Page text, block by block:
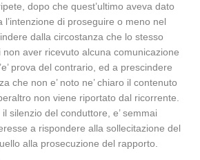
dopo che quest’ultimo aveva dato
l’intenzione di proseguire o meno nel
dalla circostanza che lo stesso
aver ricevuto alcuna comunicazione
prova del contrario, ed a prescindere
che non e’ noto ne’ chiaro il contenuto
non viene riportato dal ricorrente.
silenzio del conduttore, e’ semmai
a rispondere alla sollecitazione del
alla prosecuzione del rapporto.